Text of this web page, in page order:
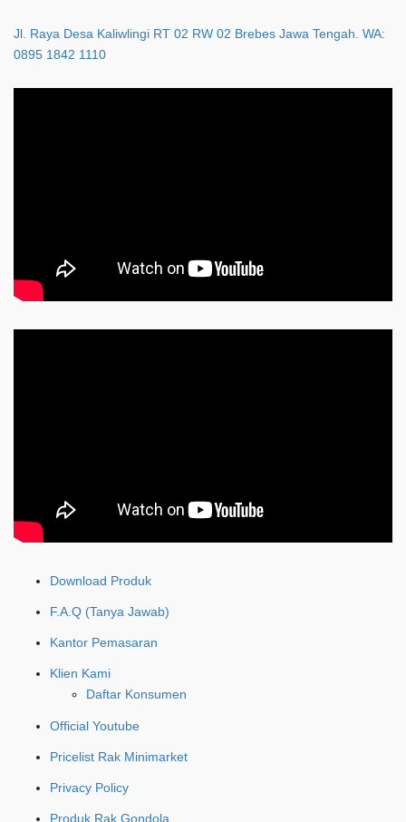
Jl. Raya Desa Kaliwlingi RT 02 RW 02 Brebes Jawa Tengah. WA:
0895 1842 1110
Download Produk
F.A.Q (Tanya Jawab)
Kantor Pemasaran
Klien Kami
Daftar Konsumen
Official Youtube
Pricelist Rak Minimarket
Privacy Policy
Produk Rak Gondola